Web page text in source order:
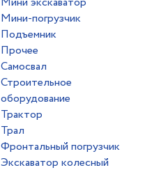
Мини-погрузчик
Подъемник
Прочее
Самосвал
Строительное
оборудование
Трактор
Трал
Фронтальный погрузчик
Экскаватор колесный